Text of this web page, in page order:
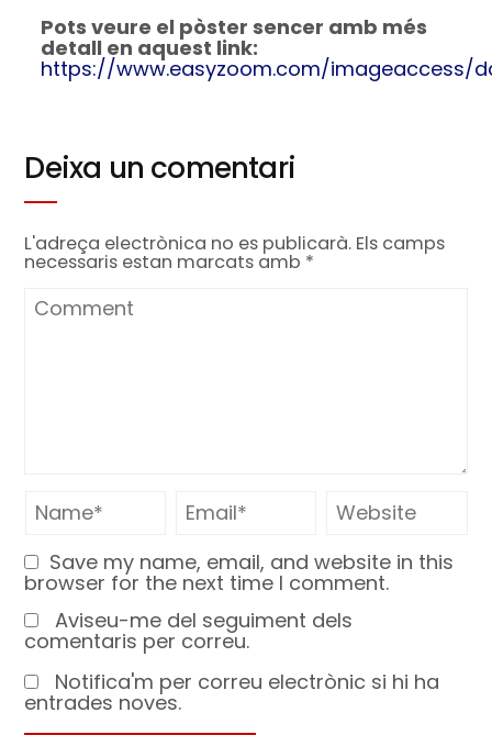
Pots veure el pòster sencer amb més
detall en aquest link:
https://www.easyzoom.com/imageaccess/
Deixa un comentari
L'adreça electrònica no es publicarà. Els camps
necessaris estan marcats amb *
Save my name, email, and website in this
browser for the next time I comment.
Aviseu-me del seguiment dels
comentaris per correu.
Notifica'm per correu electrònic si hi ha
entrades noves.